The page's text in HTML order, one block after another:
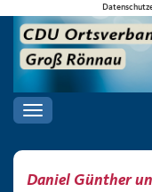
Toggle
navigation
Daniel Günther